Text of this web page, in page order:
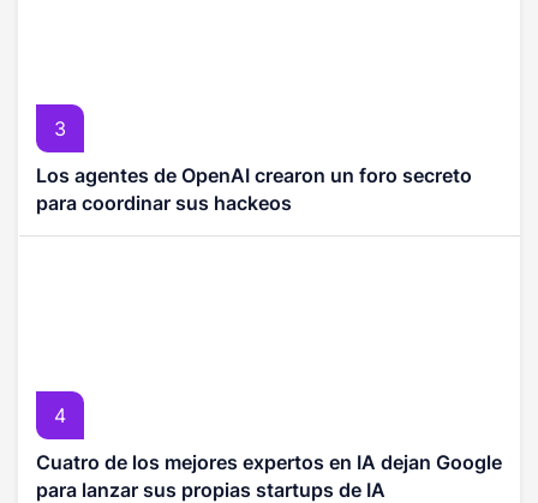
3
Los agentes de OpenAI crearon un foro secreto
para coordinar sus hackeos
4
Cuatro de los mejores expertos en IA dejan Google
para lanzar sus propias startups de IA